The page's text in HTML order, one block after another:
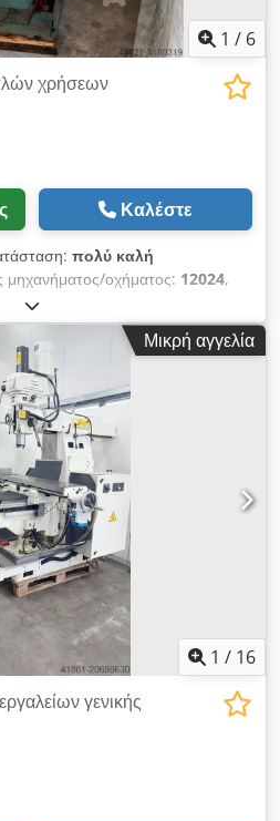
1 / 6
χρήσεων
Καλέστε
πολύ καλή
μηχανήματος/οχήματος: 12024,
290 x 1250 mm κίνηση
y: 360 mm κίνηση πίνακα z:
άξονα κατά: 90/45 ° κωνικό
περιστροφής: 56 - 4500 σ.α.λ. :
0,7 mm / min δίσκος άξονα: 1,8
2000 x 1900 x 2300 mm
Uspfx Aifokr
Μικρή αγγελία
1 / 16
γενικής